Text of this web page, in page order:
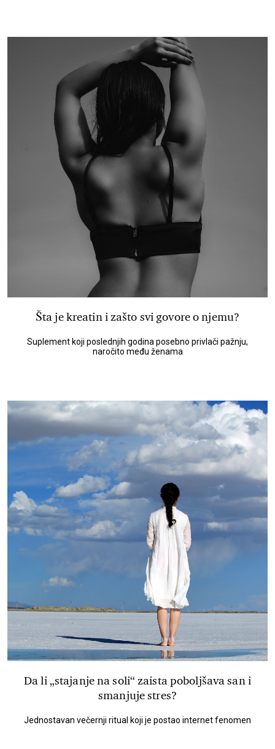
Šta je kreatin i zašto svi govore o njemu?
Suplement koji poslednjih godina posebno privlači pažnju,
naročito među ženama
Da li „stajanje na soli“ zaista poboljšava san i
smanjuje stres?
Jednostavan večernji ritual koji je postao internet fenomen